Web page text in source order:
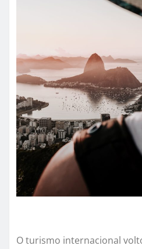
O turismo internacional